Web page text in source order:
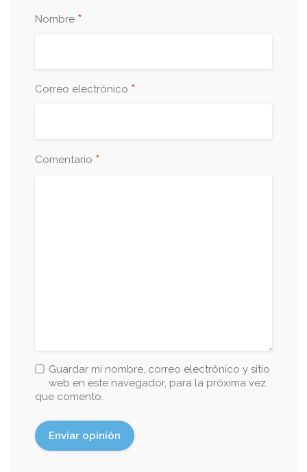
Nombre *
Correo electrónico *
Comentario *
Guardar mi nombre, correo electrónico y sitio
web en este navegador, para la próxima vez
que comento.